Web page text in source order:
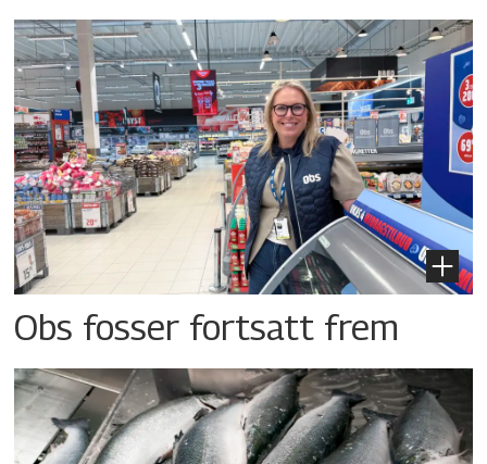
Obs fosser fortsatt frem